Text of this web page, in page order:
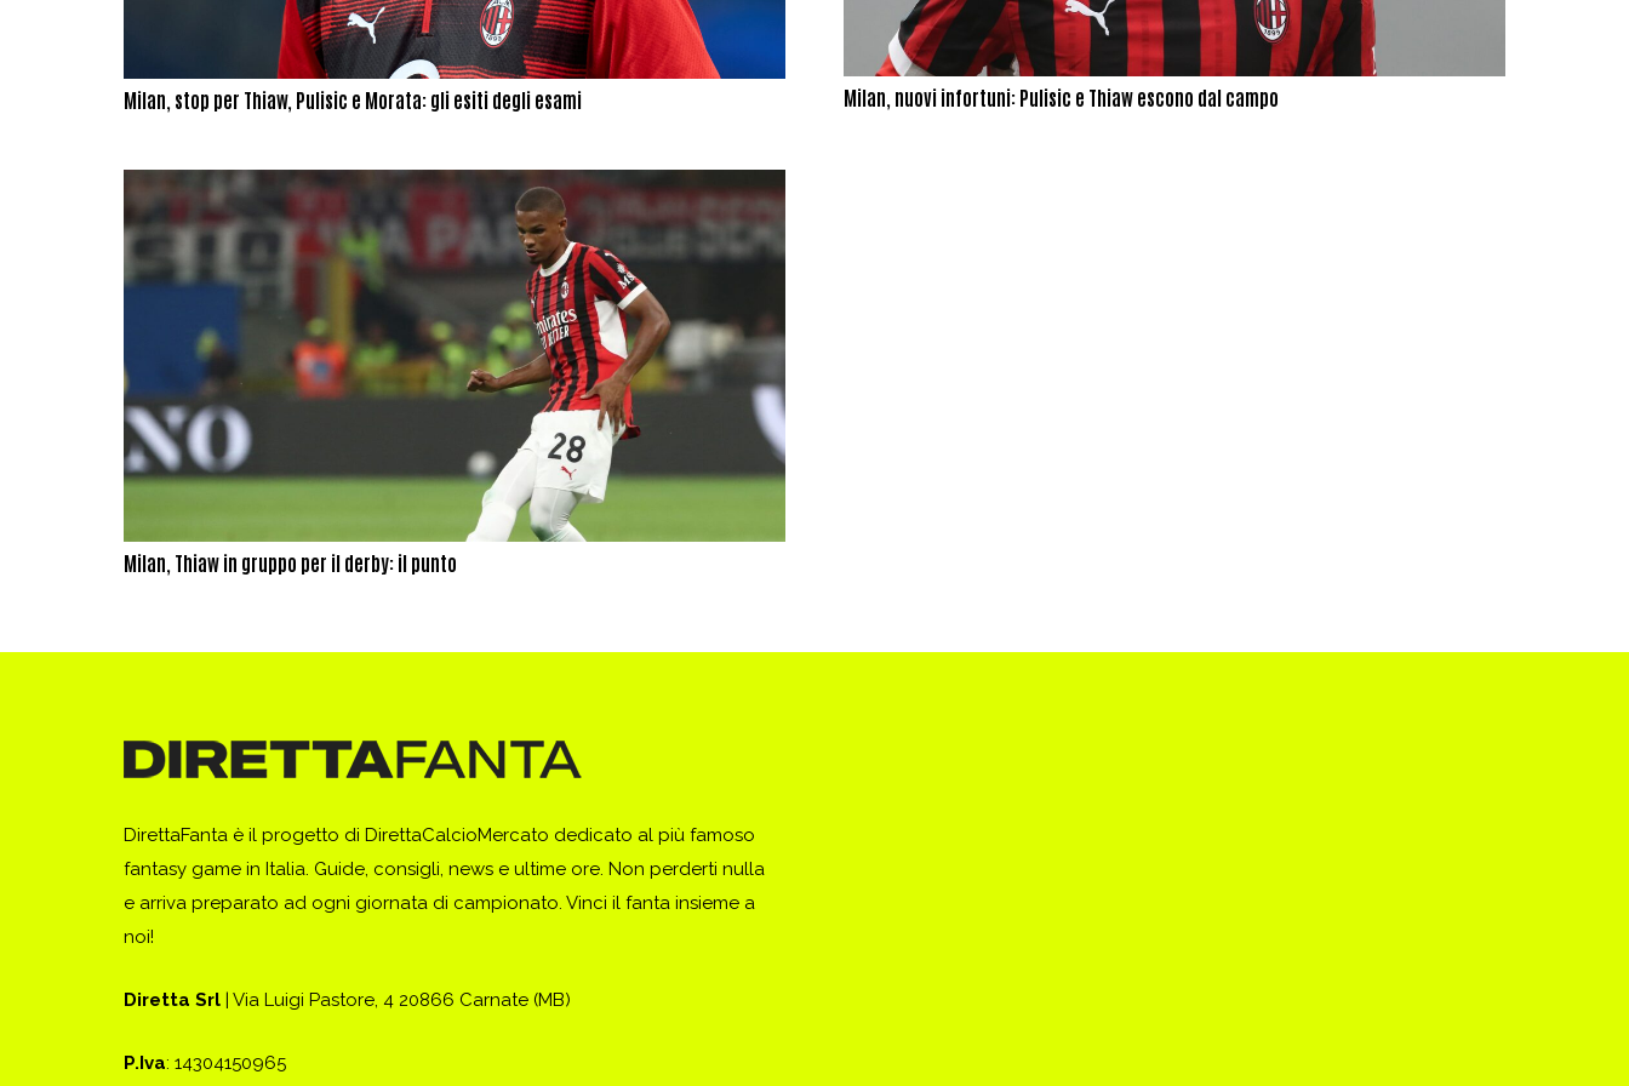
Milan, stop per Thiaw, Pulisic e Morata: gli esiti degli esami Milan, nuovi infortuni: Pulisic e Thiaw escono dal campo
Milan, Thiaw in gruppo per il derby: il punto
DirettaFanta è il progetto di DirettaCalcioMercato dedicato al più famoso
fantasy game in Italia. Guide, consigli, news e ultime ore. Non perderti nulla
e arriva preparato ad ogni giornata di campionato. Vinci il fanta insieme a
noi!
Diretta Srl | Via Luigi Pastore, 4 20866 Carnate (MB)
P.Iva: 14304150965